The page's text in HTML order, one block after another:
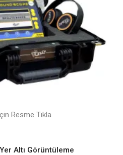
Resme Tıkla
Altı Görüntüleme